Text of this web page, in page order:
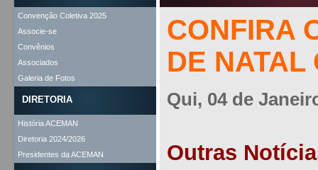
Convenção Coletiva 2025
Associe-se
Convênios
Associados
Galeria de Fotos
DIRETORIA
História ACEMAN
Diretoria 2024/2026
Presidentes da ACEMAN
CONFIRA
DE NATAL
Qui, 04 de
Outras